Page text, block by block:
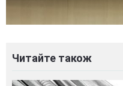
Читайте також